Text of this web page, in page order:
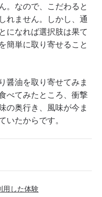
。なので、こだわると
れません。しかし、通
になれば選択肢は果て
簡単に取り寄せること
醤油を取り寄せてみま
べてみたところ、衝撃
の奥行き、風味が今ま
いたからです。
用した体験